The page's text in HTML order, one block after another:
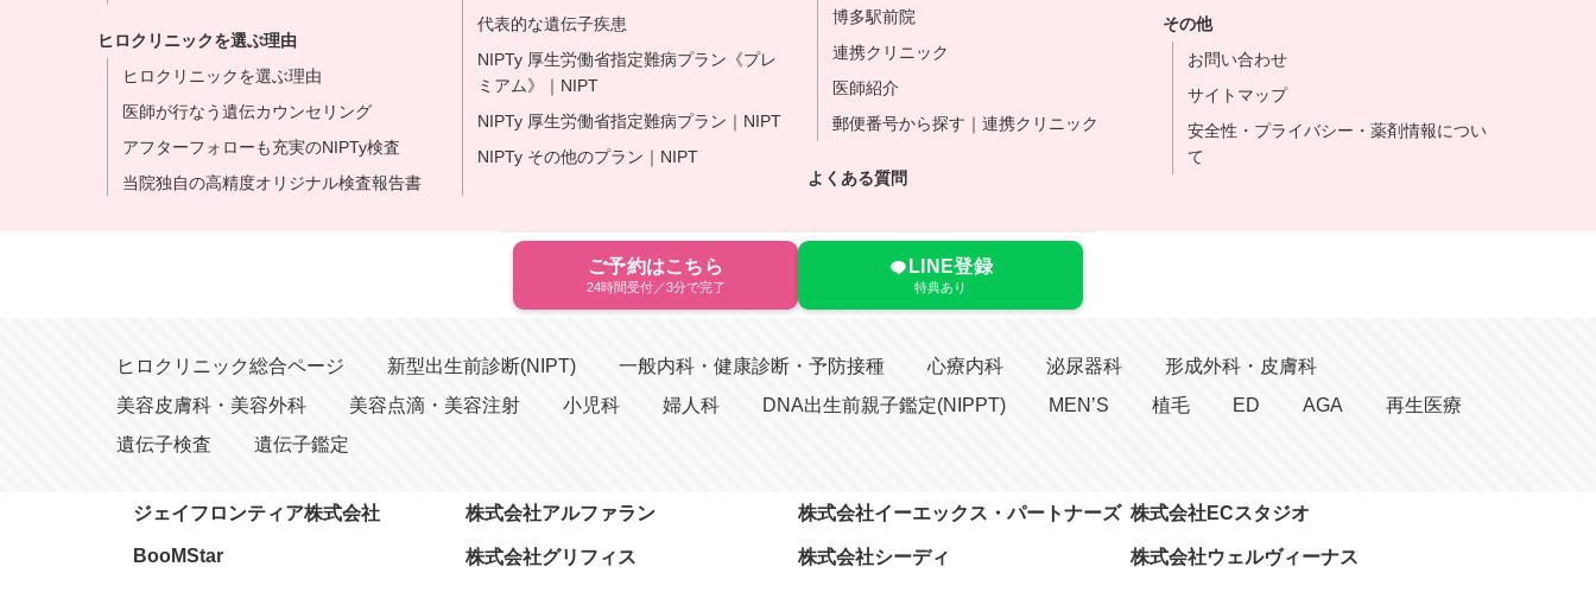
ヒロクリニックを選ぶ理由
ヒロクリニックを選ぶ理由
医師が行なう遺伝カウンセリング
アフターフォローも充実のNIPTy検査
当院独自の高精度オリジナル検査報告書
代表的な遺伝子疾患
NIPTy 厚生労働省指定難病プラン《プレ
ミアム》｜NIPT
NIPTy 厚生労働省指定難病プラン｜NIPT
NIPTy その他のプラン｜NIPT
博多駅前院
連携クリニック
医師紹介
郵便番号から探す｜連携クリニック
よくある質問
その他
お問い合わせ
サイトマップ
安全性・プライバシー・薬剤情報につい
て
ご予約はこちら
24時間受付／3分で完了
LINE登録
特典あり
ヒロクリニック総合ページ 新型出生前診断(NIPT) 一般内科・健康診断・予防接種 心療内科 泌尿器科
形成外科・皮膚科
美容皮膚科・美容外科
美容点滴・美容注射 小児科 婦人科 DNA出生前親子鑑定(NIPPT) MEN’S 植毛 ED AGA
再生医療
遺伝子検査
遺伝子鑑定
ジェイフロンティア株式会社 株式会社アルファラン 株式会社イーエックス・パートナーズ 株式会社ECスタジオ
BooMStar 株式会社グリフィス 株式会社シーディ 株式会社ウェルヴィーナス